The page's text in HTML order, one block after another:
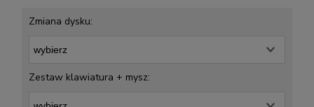
Zmiana dysku:
Zestaw klawiatura + mysz: